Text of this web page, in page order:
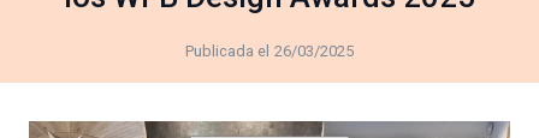
Publicada el 26/03/2025